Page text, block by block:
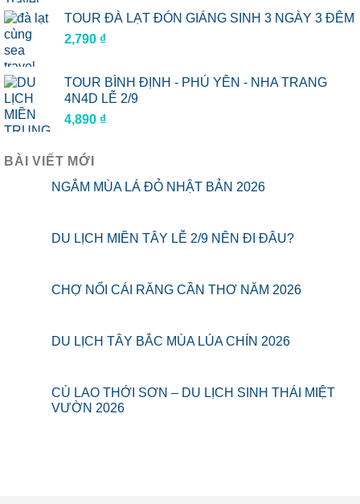
là:
tại
TOUR ĐÀ LẠT ĐÓN GIÁNG SINH 3 NGÀY 3 ĐÊM
2,790 ₫
TOUR BÌNH ĐỊNH - PHÚ YÊN - NHA TRANG
4N4D LỄ 2/9
4,890 ₫
BÀI VIẾT MỚI
NGẮM MÙA LÁ ĐỎ NHẬT BẢN 2026
DU LỊCH MIỀN TÂY LỄ 2/9 NÊN ĐI ĐÂU?
CHỢ NỔI CÁI RĂNG CẦN THƠ NĂM 2026
DU LỊCH TÂY BẮC MÙA LÚA CHÍN 2026
CÙ LAO THỚI SƠN – DU LỊCH SINH THÁI MIỆT
VƯỜN 2026